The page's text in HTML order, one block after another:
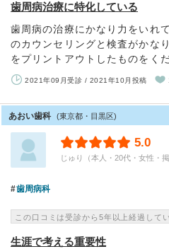
歯周病治療に特化している
歯周病の治療にかなり力をいれ
のカウンセリングと検査がかな
をプリントアウトしたものをく
2021年09月受診 / 2021年10月投稿
あおい歯科 (東京都・目黒区)
5.0
じゅり（本人・20代・女性・
歯周病科
この口コミは受診から5年以上経過して
生涯で考える重要性